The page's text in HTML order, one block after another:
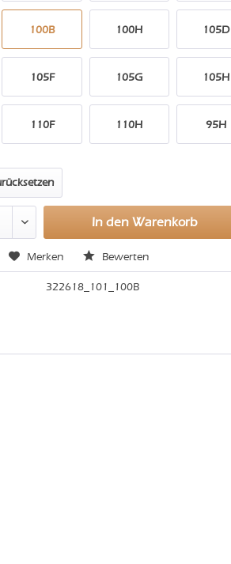
100B 100H 105D
105F 105G 105H
110F 110H 95H
In den Warenkorb
Merken Bewerten
322618_101_100B